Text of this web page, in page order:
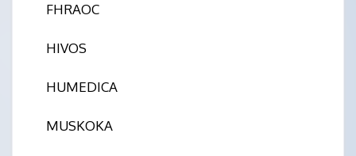
FHRAOC
HIVOS
HUMEDICA
MUSKOKA